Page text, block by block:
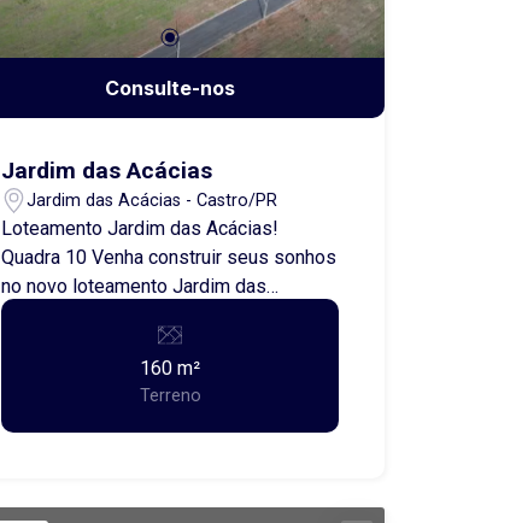
Consulte-nos
Jardim das Acácias
Jardim das Acácias - Castro/PR
Loteamento Jardim das Acácias!
Quadra 10 Venha construir seus sonhos
no novo loteamento Jardim das
Acácias! Oferecemos terrenos a partir
de 160,00 metros quadrados, perfeitos
para quem busca uma excelente
oportunidade de investimento ou de
morar em uma região tranquila e com
garantir seu espaço em um
160 m²
Terreno